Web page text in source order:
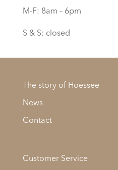
M-F: 8am – 6pm
S & S: closed
The story of Hoessee
News
Contact
Customer Service